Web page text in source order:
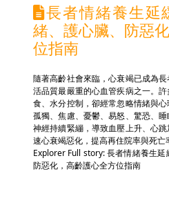
長者情緒養生延
緒、護心臟、防惡
位指南
隨著高齡社會來臨，心衰竭已成為
活品質最嚴重的心血管疾病之一。
食、水分控制，卻經常忽略情緒與心
孤獨、焦慮、憂鬱、易怒、驚恐、
神經持續緊繃，導致血壓上升、心
速心衰竭惡化，提高再住院率與死亡
Explorer Full story: 長者情緒養生延
防惡化，高齡護心全方位指南